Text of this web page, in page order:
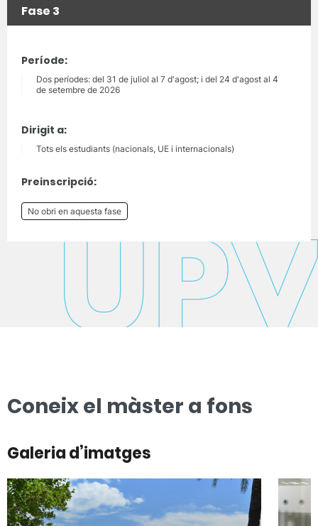
Fase 3
Període:
Dos períodes: del 31 de juliol al 7 d'agost; i del 24 d'agost al 4
de setembre de 2026
Dirigit a:
Tots els estudiants (nacionals, UE i internacionals)
Preinscripció:
No obri en aquesta fase
Coneix el màster a fons
Galeria d’imatges